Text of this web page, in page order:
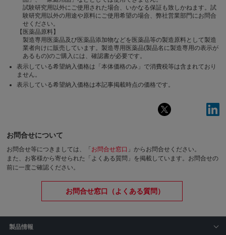
試験研究用以外にご使用された場合、いかなる保証も致しかねます。試
験研究用以外の用途や原料にご使用希望の場合、弊社営業部門にお問合
せください。
【医薬品原料】
製造専用医薬品及び医薬品添加物などを医薬品等の製造原料として製造
業者向けに販売しています。製造専用医薬品(製品名に製造専用の表示が
あるもの)のご購入には、確認書が必要です。
表示している希望納入価格は「本体価格のみ」で消費税等は含まれており
ません。
表示している希望納入価格は本記事掲載時点の価格です。
お問合せについて
お問合せ等につきましては、「 お問合せ窓口 」からお問合せください。
また、お客様から寄せられた「よくある質問」を掲載しています。お問合せの
前に一度ご確認ください。
お問合せ窓口（よくある質問）
製品情報